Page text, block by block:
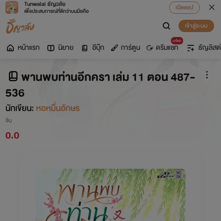
Tunwalai ธัญวลัย
เพื่อประสบการณ์ที่ดีกว่าบนมือถือ
เปิดแอป
เข้าสู่ระบบ
หน้าแรก นิยาย อีบุ๊ก การ์ตูน
มาใหม่
ดรีมแชท ธัญลิสต์
พานพบท่านอีกครา เล่ม 11 ตอน 487-
536
นักเขียน: หอหมื่นอักษร
จีน
0.0